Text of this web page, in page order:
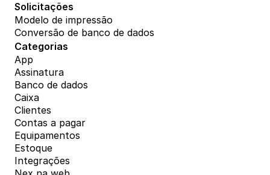
Solicitações
Modelo de impressão
Conversão de banco de dados
Categorias
App
Assinatura
Banco de dados
Caixa
Clientes
Contas a pagar
Equipamentos
Estoque
Integrações